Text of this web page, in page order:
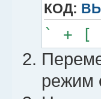
КОД:
` + [
режим